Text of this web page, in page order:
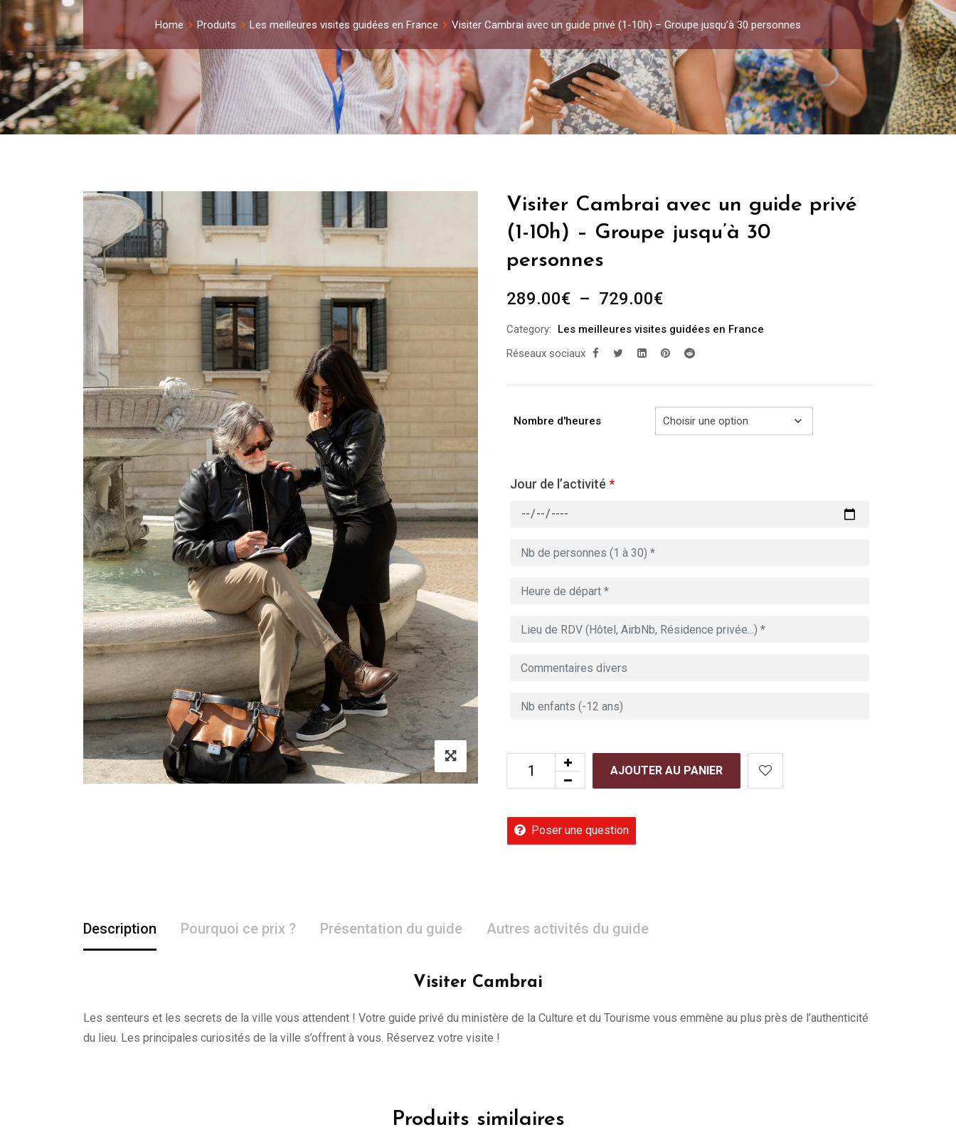
Home Produits Les meilleures visites guidées en France Visiter Cambrai avec un guide privé (1-10h) – Groupe jusqu’à 30 personnes
Visiter Cambrai avec un guide privé
(1-10h) – Groupe jusqu’à 30
personnes
289.00€ – 729.00€Plage
prix :
289.00€
Category:
Les meilleures visites guidées en France
Réseaux sociaux
Nombre d'heures
Jour de l’activité *
AJOUTER AU PANIER
Poser une question
Description Pourquoi ce prix ? Présentation du guide Autres activités du guide
Visiter Cambrai
Les senteurs et les secrets de la ville vous attendent ! Votre guide privé du ministère de la Culture et du Tourisme vous emmène au plus près de l’authenticité
du lieu. Les principales curiosités de la ville s’offrent à vous. Réservez votre visite !
Produits similaires